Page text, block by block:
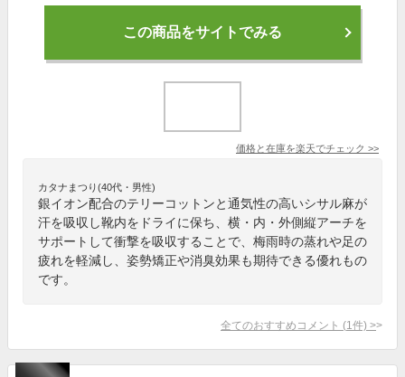
この商品をサイトでみる
価格と在庫を楽天でチェック >>
カタナまつり(40代・男性)
銀イオン配合のテリーコットンと通気性の高いシサル麻が
汗を吸収し靴内をドライに保ち、横・内・外側縦アーチを
サポートして衝撃を吸収することで、梅雨時の蒸れや足の
疲れを軽減し、姿勢矯正や消臭効果も期待できる優れもの
です。
全てのおすすめコメント (1 件) >